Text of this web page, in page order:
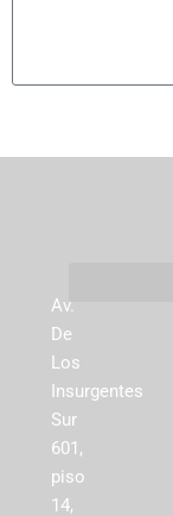
Av.
De
Los
Insurgentes
Sur
601,
piso
14,